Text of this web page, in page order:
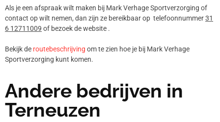
Als je een afspraak wilt maken bij Mark Verhage Sportverzorging of
contact op wilt nemen, dan zijn ze bereikbaar op telefoonnummer31
6 12711009 of bezoek de website .
Bekijk de routebeschrijving om te zien hoe je bij Mark Verhage
Sportverzorging kunt komen.
Andere bedrijven in
Terneuzen